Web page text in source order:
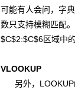
可能有人会问，字
数只支持模糊匹配
$C$2:$C$6区域中
VLOOKUP
另外，LOOKUP